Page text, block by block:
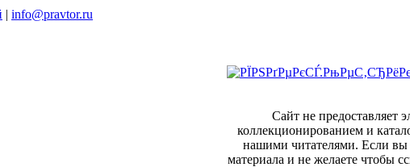
| info@pravtor.ru
Сайт не предоставляет
коллекционированием и
нашими читателями. Если вы
материала и не желаете чтобы